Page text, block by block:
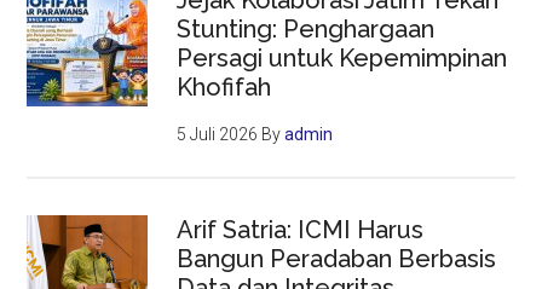
Stunting: Penghargaan
Persagi untuk Kepemimpinan
Khofifah
5 Juli 2026 Byadmin
Arif Satria: ICMI Harus
Bangun Peradaban Berbasis